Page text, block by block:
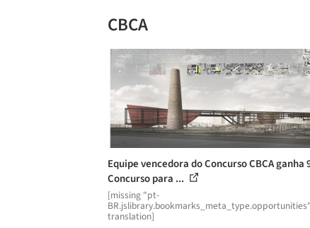
CBCA
Equipe vencedora do Concurso CBCA ganha
Concurso para ...
[missing "pt-
BR.jslibrary.bookmarks_meta_type.opportunities"
translation]